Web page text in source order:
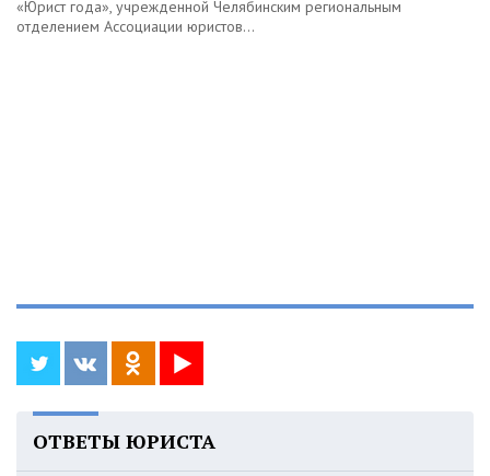
«Юрист года», учрежденной Челябинским региональным
отделением Ассоциации юристов...
ОТВЕТЫ ЮРИСТА